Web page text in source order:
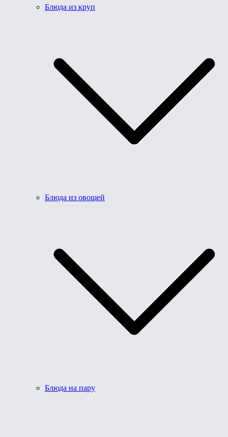
Блюда из круп
Блюда из овощей
Блюда на пару